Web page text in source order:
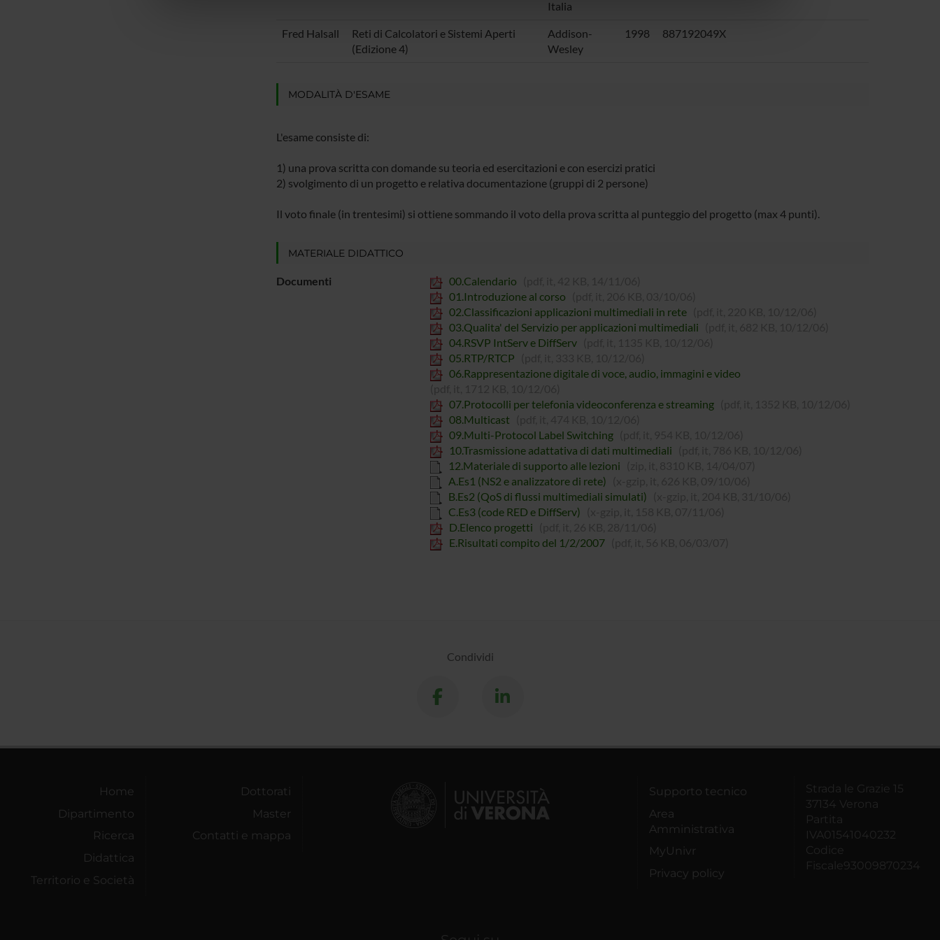
Italia
Fred Halsall
Reti di Calcolatori e Sistemi Aperti
(Edizione 4)
Addison-
Wesley
1998 887192049X
MODALITÀ D'ESAME
L'esame consiste di:
1) una prova scritta con domande su teoria ed esercitazioni e con esercizi pratici
2) svolgimento di un progetto e relativa documentazione (gruppi di 2 persone)
Il voto finale (in trentesimi) si ottiene sommando il voto della prova scritta al punteggio del progetto (max 4 punti).
MATERIALE DIDATTICO
Documenti 00.Calendario
01.Introduzione al corso
02.Classificazioni applicazioni multimediali in rete
03.Qualita' del Servizio per applicazioni multimediali
04.RSVP IntServ e DiffServ
05.RTP/RTCP
06.Rappresentazione digitale di voce, audio, immagini e video
07.Protocolli per telefonia videoconferenza e streaming
08.Multicast
09.Multi-Protocol Label Switching
10.Trasmissione adattativa di dati multimediali
12.Materiale di supporto alle lezioni
A.Es1 (NS2 e analizzatore di rete)
B.Es2 (QoS di flussi multimediali simulati)
C.Es3 (code RED e DiffServ)
D.Elenco progetti
E.Risultati compito del 1/2/2007
Condividi
Home
Dipartimento
Ricerca
Didattica
Territorio e Società
Dottorati
Master
Contatti e mappa
Supporto tecnico
Area
Amministrativa
MyUnivr
Privacy policy
Strada le Grazie 15
37134 Verona
Partita
IVA01541040232
Codice
Fiscale93009870234